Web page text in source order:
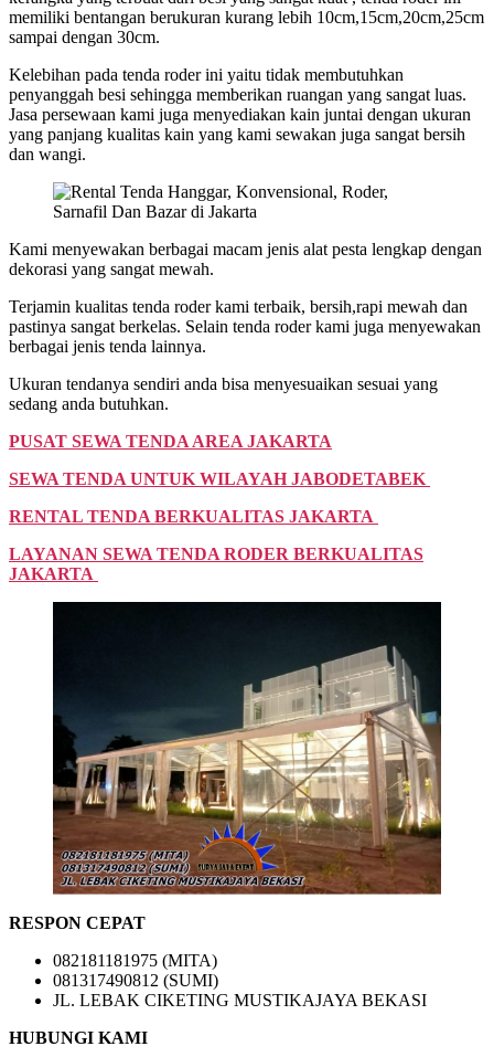
memiliki bentangan berukuran kurang lebih 10cm,15cm,20cm,25cm
sampai dengan 30cm.
Kelebihan pada tenda roder ini yaitu tidak membutuhkan
penyanggah besi sehingga memberikan ruangan yang sangat luas.
Jasa persewaan kami juga menyediakan kain juntai dengan ukuran
yang panjang kualitas kain yang kami sewakan juga sangat bersih
dan wangi.
Kami menyewakan berbagai macam jenis alat pesta lengkap dengan
dekorasi yang sangat mewah.
Terjamin kualitas tenda roder kami terbaik, bersih,rapi mewah dan
pastinya sangat berkelas. Selain tenda roder kami juga menyewakan
berbagai jenis tenda lainnya.
Ukuran tendanya sendiri anda bisa menyesuaikan sesuai yang
sedang anda butuhkan.
PUSAT SEWA TENDA AREA JAKARTA
SEWA TENDA UNTUK WILAYAH JABODETABEK
RENTAL TENDA BERKUALITAS JAKARTA
LAYANAN SEWA TENDA RODER BERKUALITAS
JAKARTA
RESPON CEPAT
082181181975 (MITA)
081317490812 (SUMI)
JL. LEBAK CIKETING MUSTIKAJAYA BEKASI
HUBUNGI KAMI